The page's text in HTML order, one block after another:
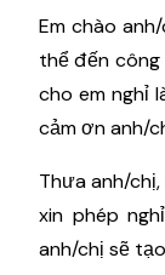
Em chào
thể đến công
cho em nghỉ
cảm ơn anh/
Thưa anh/
xin phép
anh/chị sẽ